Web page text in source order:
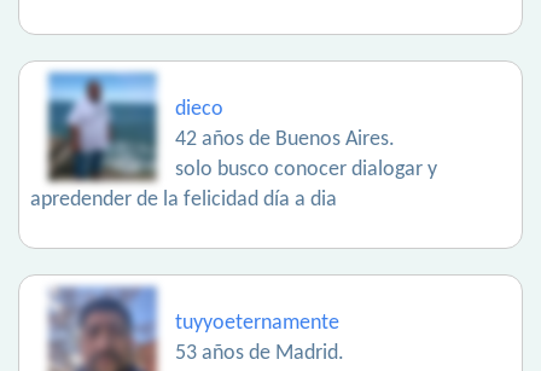
dieco
42 años de Buenos Aires.
solo busco conocer dialogar y
apredender de la felicidad día a dia
tuyyoeternamente
53 años de Madrid.